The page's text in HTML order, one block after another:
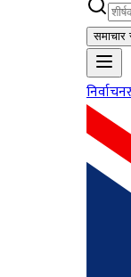
समाचार
निर्वाचन